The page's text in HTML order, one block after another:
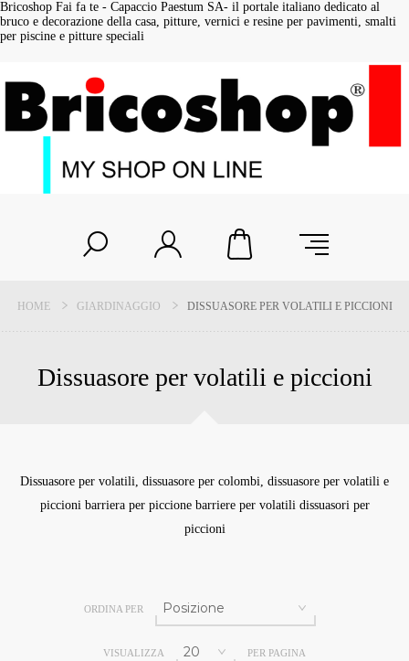
Bricoshop Fai fa te - Capaccio Paestum SA- il portale italiano dedicato al
bruco e decorazione della casa, pitture, vernici e resine per pavimenti, smalti
per piscine e pitture speciali
HOME GIARDINAGGIO DISSUASORE PER VOLATILI E PICCIONI
Dissuasore per volatili e piccioni
Dissuasore per volatili, dissuasore per colombi, dissuasore per volatili e
piccioni barriera per piccione barriere per volatili dissuasori per
piccioni
ORDINA PER
VISUALIZZA PER PAGINA